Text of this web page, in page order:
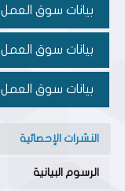
بيانات سوق العمل 2016
بيانات سوق العمل 2015
بيانات سوق العمل 2014
النشرات الإحصائية
الرسوم البيانية